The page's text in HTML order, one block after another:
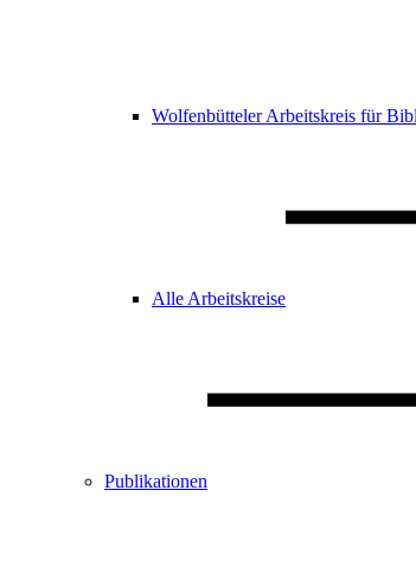
Wolfenbütteler Arbeitskreis für
Alle Arbeitskreise
Publikationen